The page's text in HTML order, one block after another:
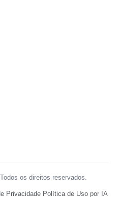
os direitos reservados.
Privacidade Política de Uso por IA